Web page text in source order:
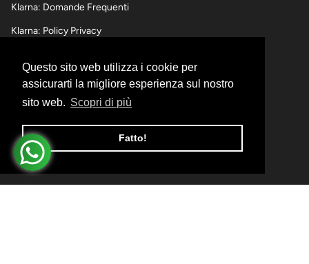
Questo sito web utilizza i cookie per
assicurarti la migliore esperienza sul nostro
sito web. Scopri di più
Fatto!
Klarna: Domande Frequenti
Klarna: Policy Privacy
SPEDIZIONI,RESI E RIMBORSI
Informativa sulle spedizioni
Informativa sui Resi e Rimborsi
Informativa sui pagamenti